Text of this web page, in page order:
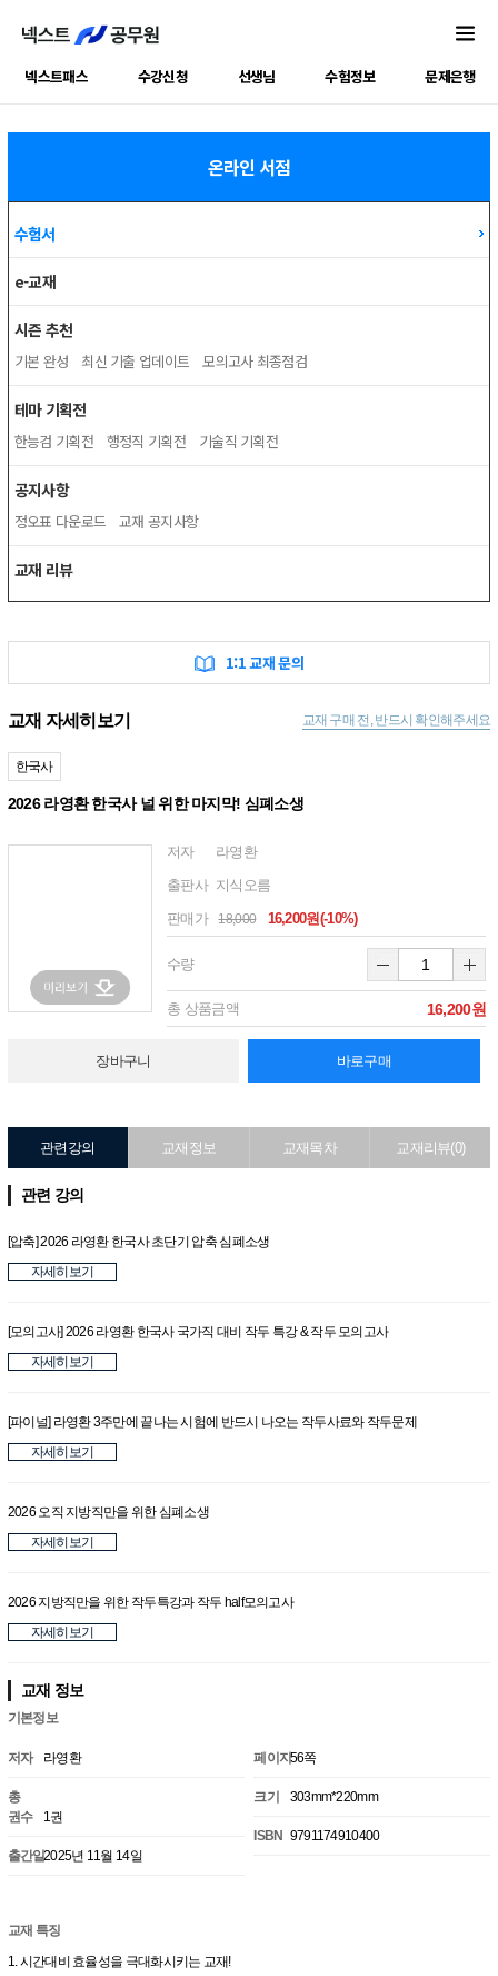
넥스트패스 수강신청 선생님 수험정보 문제은행
온라인 서점
수험서
e-교재
시즌 추천
기본 완성 최신 기출 업데이트 모의고사 최종점검
테마 기획전
한능검 기획전 행정직 기획전 기술직 기획전
공지사항
정오표 다운로드 교재 공지사항
교재 리뷰
1:1 교재 문의
교재 자세히보기 교재 구매 전, 반드시 확인해주세요
한국사
2026 라영환 한국사 널 위한 마지막! 심폐소생
저자 라영환
출판사 지식오름
판매가 18,000 16,200원(-10%)
수량
총 상품금액 16,200원
장바구니 바로구매
관련강의 교재정보 교재목차 교재리뷰(0)
관련 강의
[압축] 2026 라영환 한국사 초단기 압축 심폐소생
자세히보기
[모의고사] 2026 라영환 한국사 국가직 대비 작두 특강 & 작두 모의고사
자세히보기
[파이널] 라영환 3주만에 끝나는 시험에 반드시 나오는 작두사료와 작두문제
자세히보기
2026 오직 지방직만을 위한 심폐소생
자세히보기
2026 지방직만을 위한 작두특강과 작두 half모의고사
자세히보기
교재 정보
기본정보
저자 라영환
총
권수
1권
출간일2025년 11월 14일
페이지56쪽
크기 303mm*220mm
ISBN 9791174910400
교재 특징
1. 시간대비 효율성을 극대화시키는 교재!